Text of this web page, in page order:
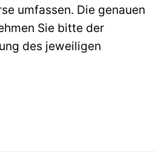
umfassen. Die genauen
Sie bitte der
des jeweiligen